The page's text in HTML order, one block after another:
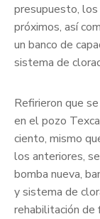
presupuesto, los
próximos, así
un banco de
sistema de
Refirieron que
en el pozo
ciento, mismo
los anteriores,
bomba nueva,
y sistema de
rehabilitación de